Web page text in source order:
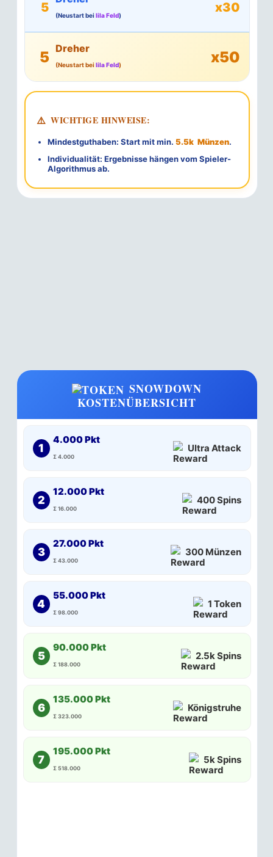
5
(Neustart bei lila Feld)
x30
5 Dreher
(Neustart beilila Feld) x50
⚠️ WICHTIGE HINWEISE:
Mindestguthaben: Start mit min. 5.5k Münzen.
Individualität: Ergebnisse hängen vom Spieler-
Algorithmus ab.
SNOWDOWN
KOSTENÜBERSICHT
1
4.000 Pkt
Σ 4.000
Ultra Attack
2
12.000 Pkt
Σ 16.000
400 Spins
3
27.000 Pkt
Σ 43.000
300 Münzen
4
55.000 Pkt
Σ 98.000
1 Token
5
90.000 Pkt
Σ 188.000
2.5k Spins
6
135.000 Pkt
Σ 323.000
Königstruhe
7
195.000 Pkt
Σ 518.000
5k Spins